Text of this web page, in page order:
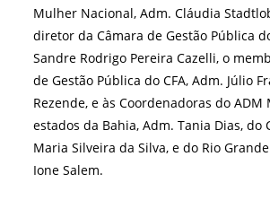
Mulher Nacional, Adm. Cláudia
diretor da Câmara de Gestão Pública
Sandre Rodrigo Pereira Cazelli, o
de Gestão Pública do CFA, Adm. Júlio
Rezende, e às Coordenadoras do ADM
estados da Bahia, Adm. Tania Dias, do
Maria Silveira da Silva, e do Rio
Ione Salem.